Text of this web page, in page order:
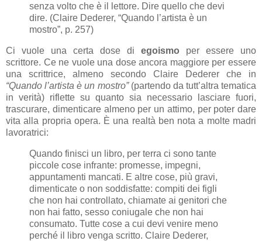
senza volto che è il lettore. Dire quello che devi
dire. (Claire Dederer, “Quando l’artista è un
mostro”, p. 257)
Ci vuole una certa dose di egoismo per essere uno
scrittore. Ce ne vuole una dose ancora maggiore per essere
una scrittrice, almeno secondo Claire Dederer che in
“Quando l’artista è un mostro” (partendo da tutt’altra tematica
in verità) riflette su quanto sia necessario lasciare fuori,
trascurare, dimenticare almeno per un attimo, per poter dare
vita alla propria opera. È una realtà ben nota a molte madri
lavoratrici:
Quando finisci un libro, per terra ci sono tante
piccole cose infrante: promesse, impegni,
appuntamenti mancati. E altre cose, più gravi,
dimenticate o non soddisfatte: compiti dei figli
che non hai controllato, chiamate ai genitori che
non hai fatto, sesso coniugale che non hai
consumato. Tutte cose a cui devi venire meno
perché il libro venga scritto. Claire Dederer,